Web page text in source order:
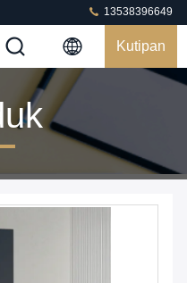
13538396649
Kutipan